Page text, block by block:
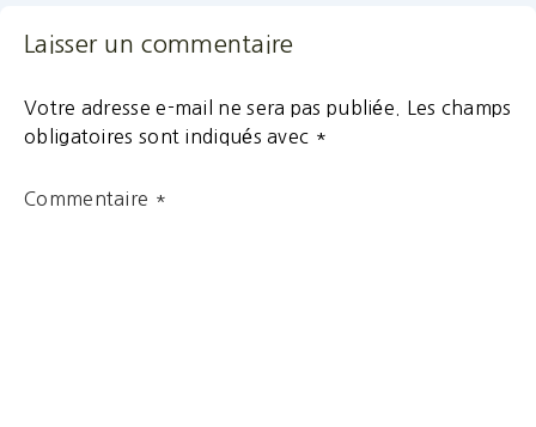
Laisser un commentaire
Votre adresse e-mail ne sera pas publiée.
Les champs
obligatoires sont indiqués avec *
Commentaire *